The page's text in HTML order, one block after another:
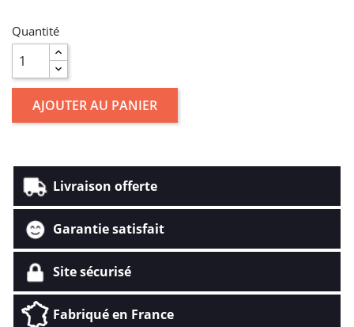
Quantité
AJOUTER AU PANIER
Livraison offerte
Garantie satisfait
Site sécurisé
Fabriqué en France